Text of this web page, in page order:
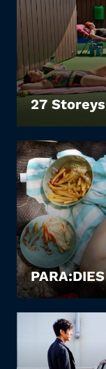
27 Storeys
LEIHEN
PARA:DIES
LEIHEN